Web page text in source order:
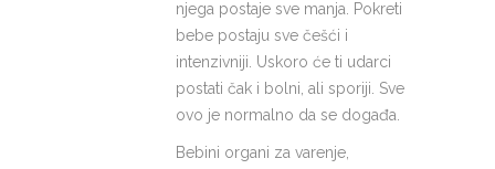
njega postaje sve manja. Pokreti
bebe postaju sve češći i
intenzivniji. Uskoro će ti udarci
postati čak i bolni, ali sporiji. Sve
ovo je normalno da se događa.
Bebini organi za varenje,